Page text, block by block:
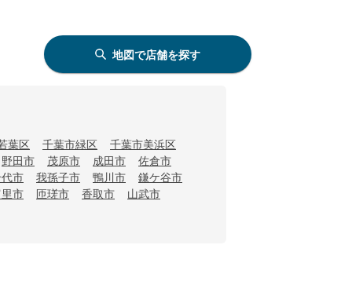
地図で店舗を探す
葉区 千葉市緑区
千葉市美浜区
野田市
茂原市 成田市
佐倉市
市
我孫子市 鴨川市
鎌ケ谷市
市
匝瑳市 香取市 山武市